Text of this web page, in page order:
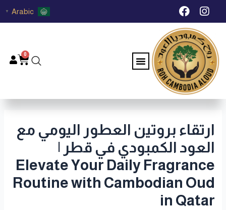
تخطي I
n
s
t
a
g
r
a
m
F
a
c
e
b
o
o
k
Arabic
▼
Menu
0
ارتقاء بروتين العطور اليومي مع
العود الكمبودي في قطر |
Elevate Your Daily Fragrance
Routine with Cambodian Oud
in Qatar
Post
navigation